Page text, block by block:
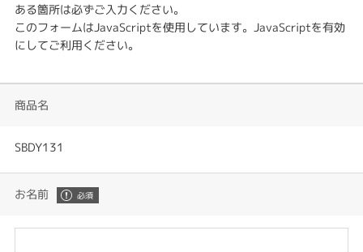
ある箇所は必ずご入力ください。
このフォームはJavaScriptを使用しています。JavaScriptを有効
にしてご利用ください。
商品名
SBDY131
お名前